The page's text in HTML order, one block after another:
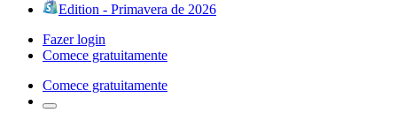
Edition - Primavera de 2026
Fazer login
Comece gratuitamente
Comece gratuitamente